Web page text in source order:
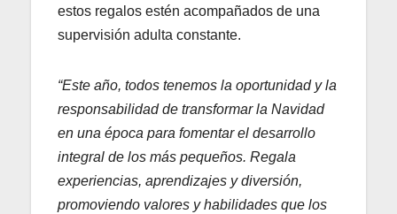
estos regalos estén acompañados de una
supervisión adulta constante.
“Este año, todos tenemos la oportunidad y la
responsabilidad de transformar la Navidad
en una época para fomentar el desarrollo
integral de los más pequeños. Regala
experiencias, aprendizajes y diversión,
promoviendo valores y habilidades que los